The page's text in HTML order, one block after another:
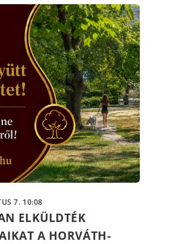
7. 10:08
ELKÜLDTÉK
A HORVÁTH-